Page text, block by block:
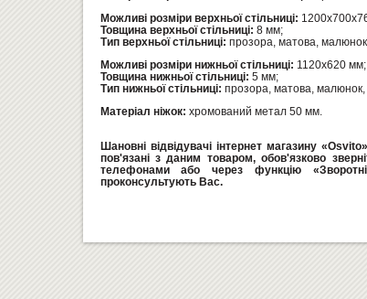
Можливі розміри верхньої стільниці:
Товщина верхньої стільниці: 8 мм;
Тип верхньої стільниці: прозора, матова,
Можливі розміри нижньої стільниці: 1120х620 мм;
Товщина нижньої стільниці: 5 мм;
Тип нижньої стільниці: прозора, матова, малюнок,
Матеріал ніжок: хромований метал 50 мм.
Шановні відвідувачі інтернет магазину
пов'язані з даним товаром, обов'язково
телефонами або через функцію
проконсультують Вас.